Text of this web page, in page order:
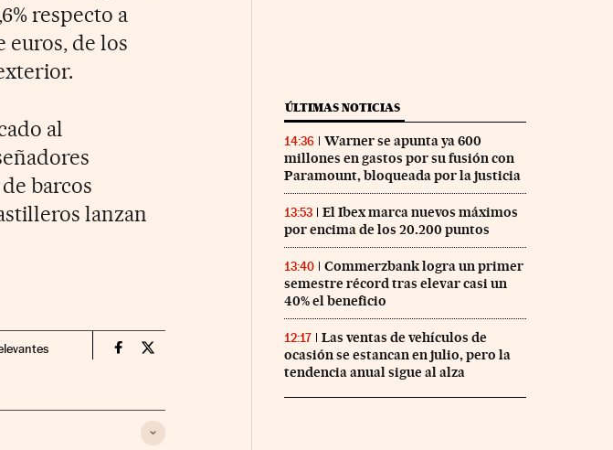
respecto a
euros, de los
al
barcos
lanzan
Fortunas Cinco Días en Facebook
Fortunas Cinco Días en Twitter
ÚLTIMAS NOTICIAS
14:36
Warner se apunta ya 600
millones en gastos por su fusión con
Paramount, bloqueada por la justicia
13:53
El Ibex marca nuevos máximos
por encima de los 20.200 puntos
13:40
Commerzbank logra un primer
semestre récord tras elevar casi un
40% el beneficio
12:17
Las ventas de vehículos de
ocasión se estancan en julio, pero la
tendencia anual sigue al alza